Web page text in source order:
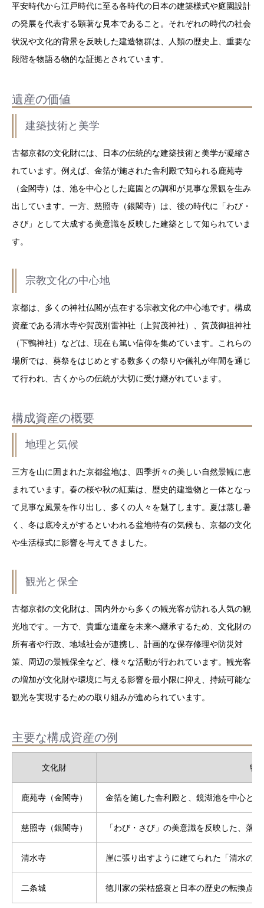
平安時代から江戸時代に至る各時代の日本の建築様式や庭園設計
の発展を代表する顕著な見本であること。それぞれの時代の社会
状況や文化的背景を反映した建造物群は、人類の歴史上、重要な
段階を物語る物的な証拠とされています。
遺産の価値
建築技術と美学
古都京都の文化財には、日本の伝統的な建築技術と美学が凝縮さ
れています。例えば、金箔が施された舎利殿で知られる鹿苑寺
（金閣寺）は、池を中心とした庭園との調和が見事な景観を生み
出しています。一方、慈照寺（銀閣寺）は、後の時代に「わび・
さび」として大成する美意識を反映した建築として知られていま
す。
宗教文化の中心地
京都は、多くの神社仏閣が点在する宗教文化の中心地です。構成
資産である清水寺や賀茂別雷神社（上賀茂神社）、賀茂御祖神社
（下鴨神社）などは、現在も篤い信仰を集めています。これらの
場所では、葵祭をはじめとする数多くの祭りや儀礼が年間を通じ
て行われ、古くからの伝統が大切に受け継がれています。
構成資産の概要
地理と気候
三方を山に囲まれた京都盆地は、四季折々の美しい自然景観に恵
まれています。春の桜や秋の紅葉は、歴史的建造物と一体となっ
て見事な風景を作り出し、多くの人々を魅了します。夏は蒸し暑
く、冬は底冷えがするといわれる盆地特有の気候も、京都の文化
や生活様式に影響を与えてきました。
観光と保全
古都京都の文化財は、国内外から多くの観光客が訪れる人気の観
光地です。一方で、貴重な遺産を未来へ継承するため、文化財の
所有者や行政、地域社会が連携し、計画的な保存修理や防災対
策、周辺の景観保全など、様々な活動が行われています。観光客
の増加が文化財や環境に与える影響を最小限に抑え、持続可能な
観光を実現するための取り組みが進められています。
主要な構成資産の例
文化財 特
鹿苑寺（金閣寺） 金箔を施した舎利殿と、鏡湖池を中心と
慈照寺（銀閣寺） 「わび・さび」の美意識を反映した、落
清水寺 崖に張り出すように建てられた「清水の
二条城 徳川家の栄枯盛衰と日本の歴史の転換点